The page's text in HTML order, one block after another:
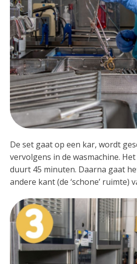
De set gaat op een kar, wordt
vervolgens in de wasmachine.
duurt 45 minuten. Daarna gaat
andere kant (de ‘schone’ ruimte)